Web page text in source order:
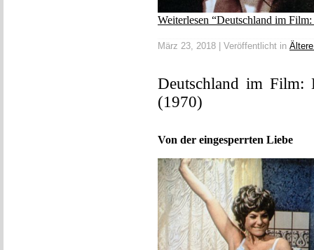
Weiterlesen “Deutschland im
März 23, 2018 | Veröffentlicht in
Deutschland im Film:
(1970)
Von der eingesperrten Liebe